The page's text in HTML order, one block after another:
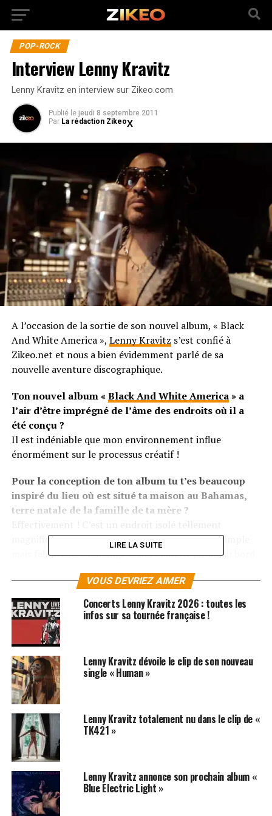
POP-ROCK
Interview Lenny Kravitz
Lenny Kravitz en interview sur Zikeo.com
Publié le jeudi 8 septembre 2011
Par La rédaction Zikeo
A l’occasion de la sortie de son nouvel album, « Black
And White America », Lenny Kravitz s’est confié à
Zikeo.net et nous a bien évidemment parlé de sa
nouvelle aventure discographique.
Ton nouvel album «Black And White America» a
l’air d’être imprégné de l’âme des endroits où il a
été conçu ?
Il est indéniable que mon environnement influe
énormément sur le processus créatif !
Pour la conception de ton album tu t’es beaucoup
inspiré du lieu où est situé ta maison au Bahamas,
terre natale de la famille de ta mère ?
magnifique, où je mène une existence vraiment simple
mais fabuleuse. On mange dehors dans le jardin au bord
monde se connait et se salue en se croisant.
On a l’impression que là-bas tu t’es mis à envisager
ta musique d’une manière différente ?
J’ai beaucoup rêvé de cette musique, endormi sur mon
chariot sur la plage. D’ailleurs un matin, au réveil j’ai filé
tout droit en direction du studio où
Life Ain’t Ever Been
Better Than It Is Now
ballade au piano de
the dream from your heart » (nul ne peut t’ôter le rêve
que tu as dans ton cœur).
PourBoongie Drop
par cet endroit ?
D’ailleurs aux Bahamas « Boongie »
signifie « Cul » non ?
Un peu plus bas dans la rue où je vis, il y a un endroit où
LIRE LA SUITE
VOUS DEVRIEZ AIMER
Concerts Lenny Kravitz 2026 : toutes les
infos sur sa tournée française !
Lenny Kravitz dévoile le clip de son nouveau
single « Human »
Lenny Kravitz totalement nu dans le clip de «
TK421 »
Lenny Kravitz annonce son prochain album «
Blue Electric Light »